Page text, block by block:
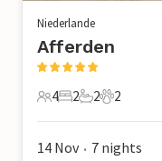
Niederlande
Afferden
4 Gäste
4
2 Schlafzimmer
2
2 Badezimmer
2
2 Haustiere
2
14 Nov • 7 nights